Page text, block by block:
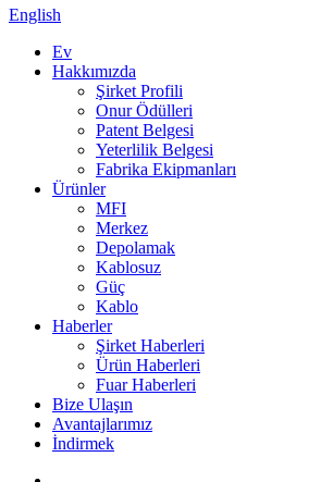
English
Ev
Hakkımızda
Şirket Profili
Onur Ödülleri
Patent Belgesi
Yeterlilik Belgesi
Fabrika Ekipmanları
Ürünler
MFI
Merkez
Depolamak
Kablosuz
Güç
Kablo
Haberler
Şirket Haberleri
Ürün Haberleri
Fuar Haberleri
Bize Ulaşın
Avantajlarımız
İndirmek